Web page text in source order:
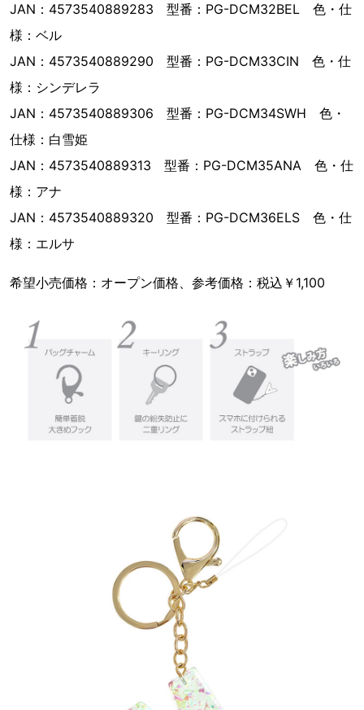
JAN：4573540889283 型番：PG-DCM32BEL 色・仕
様：ベル
JAN：4573540889290 型番：PG-DCM33CIN 色・仕
様：シンデレラ
JAN：4573540889306 型番：PG-DCM34SWH 色・
仕様：白雪姫
JAN：4573540889313 型番：PG-DCM35ANA 色・仕
様：アナ
JAN：4573540889320 型番：PG-DCM36ELS 色・仕
様：エルサ
希望小売価格：オープン価格、参考価格：税込￥1,100